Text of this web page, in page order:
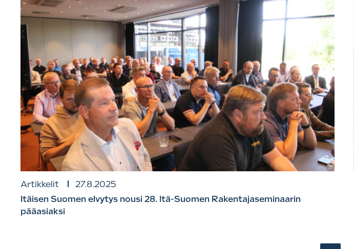
Artikkelit
27.8.2025
Itäisen Suomen elvytys nousi 28. Itä-Suomen Rakentajaseminaarin
pääasiaksi